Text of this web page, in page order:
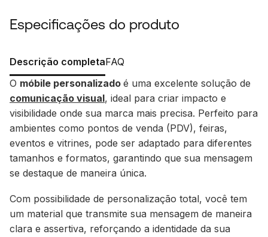
Especificações do produto
Descrição completaFAQ
O móbile personalizado é uma excelente solução de
comunicação visual, ideal para criar impacto e
visibilidade onde sua marca mais precisa. Perfeito para
ambientes como pontos de venda (PDV), feiras,
eventos e vitrines, pode ser adaptado para diferentes
tamanhos e formatos, garantindo que sua mensagem
se destaque de maneira única.
Com possibilidade de personalização total, você tem
um material que transmite sua mensagem de maneira
clara e assertiva, reforçando a identidade da sua